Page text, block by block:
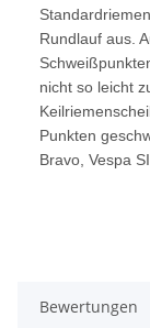
Rundlauf aus.
nicht so leicht
Punkten
Bravo, Vespa
Bewertungen